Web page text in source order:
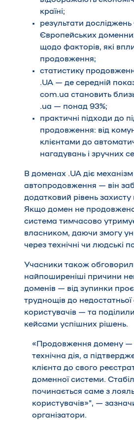
країні;
результати досліджень
Європейських
щодо факторів, які
продовження;
статистику
.UA — де середній
com.ua становить
.ua — понад 93%;
практичні підходи до
продовження: від
клієнтами до
нагадувань і зручних
В доменах .UA діє механізм
автопродовження — він
додатковий рівень захисту
Якщо домен не
система тимчасово
власником, даючи змогу
через технічні чи людські
Учасники також
найпоширеніші причини
доменів — від зупинки
труднощів до недостатньої
користувачів — та
кейсами успішних рішень.
«Продовження домену —
технічна дія, а
клієнта до свого
доменної системи.
починається саме з
користувачів»", —
організатори.